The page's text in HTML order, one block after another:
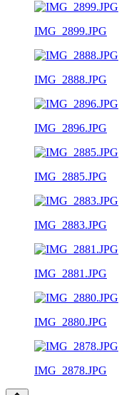
IMG_2899.JPG
IMG_2888.JPG
IMG_2896.JPG
IMG_2885.JPG
IMG_2883.JPG
IMG_2881.JPG
IMG_2880.JPG
IMG_2878.JPG